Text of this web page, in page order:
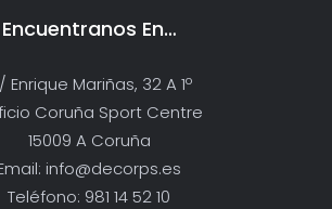
Encuentranos En…
Enrique Mariñas, 32 A 1º
Coruña Sport Centre
15009 A Coruña
info@decorps.es
Teléfono: 981 14 52 10